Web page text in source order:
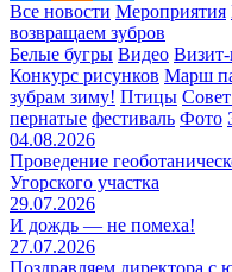
Все новости Мероприятия
возвращаем зубров
Белые бугры Видео
Конкурс рисунков Марш
зубрам зиму! Птицы
пернатые фестиваль Фото
04.08.2026
Проведение
Угорского участка
29.07.2026
И дождь — не помеха!
27.07.2026